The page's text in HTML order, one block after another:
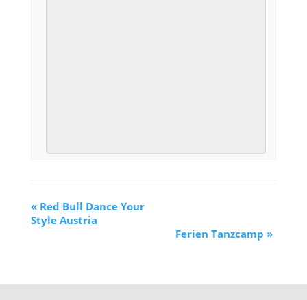
«Red Bull Dance Your
Style Austria
Ferien Tanzcamp »